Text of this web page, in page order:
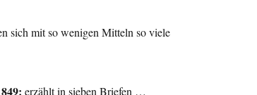
sich mit so wenigen Mitteln so viele
erzählt in sieben Briefen …